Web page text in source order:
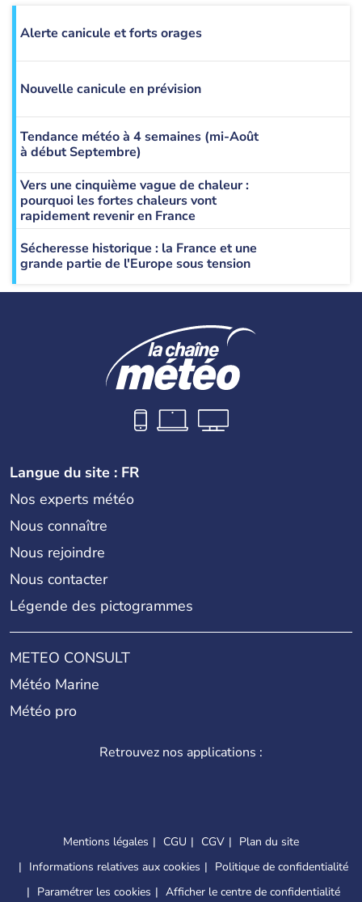
Alerte canicule et forts orages
Nouvelle canicule en prévision
Tendance météo à 4 semaines (mi-Août
à début Septembre)
Vers une cinquième vague de chaleur :
pourquoi les fortes chaleurs vont
rapidement revenir en France
Sécheresse historique : la France et une
grande partie de l'Europe sous tension
Langue du site : FR
Nos experts météo
Nous connaître
Nous rejoindre
Nous contacter
Légende des pictogrammes
METEO CONSULT
Météo Marine
Météo pro
Retrouvez nos applications :
Mentions légales CGU CGV
Plan du site
Informations relatives aux cookies
Politique de confidentialité
Paramétrer les cookies
Afficher le centre de confidentialité